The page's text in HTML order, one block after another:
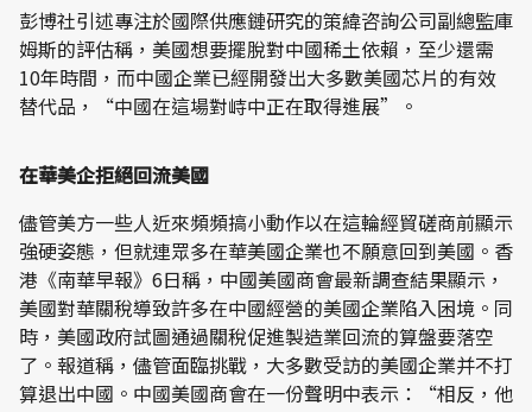
彭博社引述專注於國際供應鏈研究的策緯咨詢公司副總監庫
姆斯的評估稱，美國想要擺脫對中國稀土依賴，至少還需
10年時間，而中國企業已經開發出大多數美國芯片的有效
替代品，“中國在這場對峙中正在取得進展”。
在華美企拒絕回流美國
儘管美方一些人近來頻頻搞小動作以在這輪經貿磋商前顯示
強硬姿態，但就連眾多在華美國企業也不願意回到美國。香
港《南華早報》6日稱，中國美國商會最新調查結果顯示，
美國對華關稅導致許多在中國經營的美國企業陷入困境。同
時，美國政府試圖通過關稅促進製造業回流的算盤要落空
了。報道稱，儘管面臨挑戰，大多數受訪的美國企業并不打
算退出中國。中國美國商會在一份聲明中表示：“相反，他